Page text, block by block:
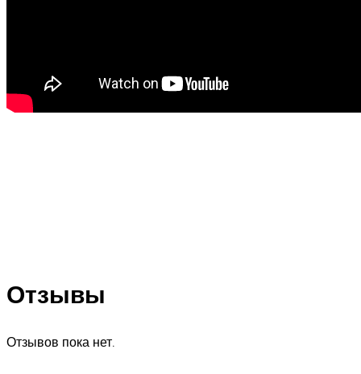
Отзывы
Отзывов пока нет.